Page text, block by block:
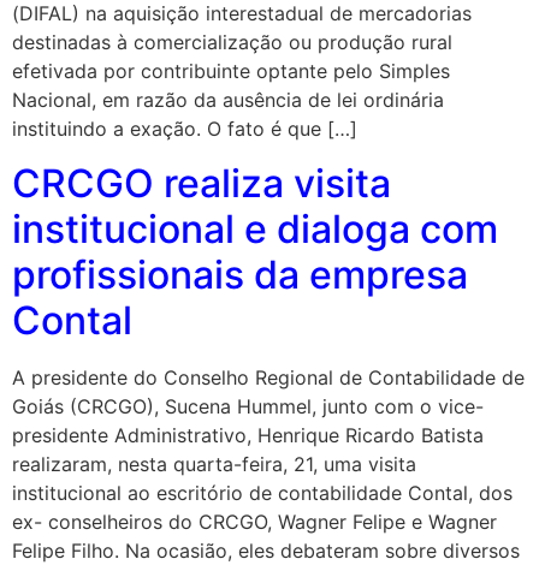
(DIFAL) na aquisição interestadual de mercadorias
destinadas à comercialização ou produção rural
efetivada por contribuinte optante pelo Simples
Nacional, em razão da ausência de lei ordinária
instituindo a exação. O fato é que […]
CRCGO realiza visita
institucional e dialoga com
profissionais da empresa
Contal
A presidente do Conselho Regional de Contabilidade de
Goiás (CRCGO), Sucena Hummel, junto com o vice-
presidente Administrativo, Henrique Ricardo Batista
realizaram, nesta quarta-feira, 21, uma visita
institucional ao escritório de contabilidade Contal, dos
ex- conselheiros do CRCGO, Wagner Felipe e Wagner
Felipe Filho. Na ocasião, eles debateram sobre diversos